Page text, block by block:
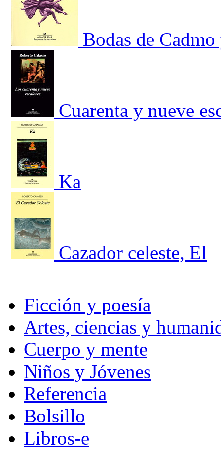
Bodas de
Cuarenta y nueve
Ka
Cazador celeste, El
Ficción y poesía
Artes, ciencias y
Cuerpo y mente
Niños y Jóvenes
Referencia
Bolsillo
Libros-e